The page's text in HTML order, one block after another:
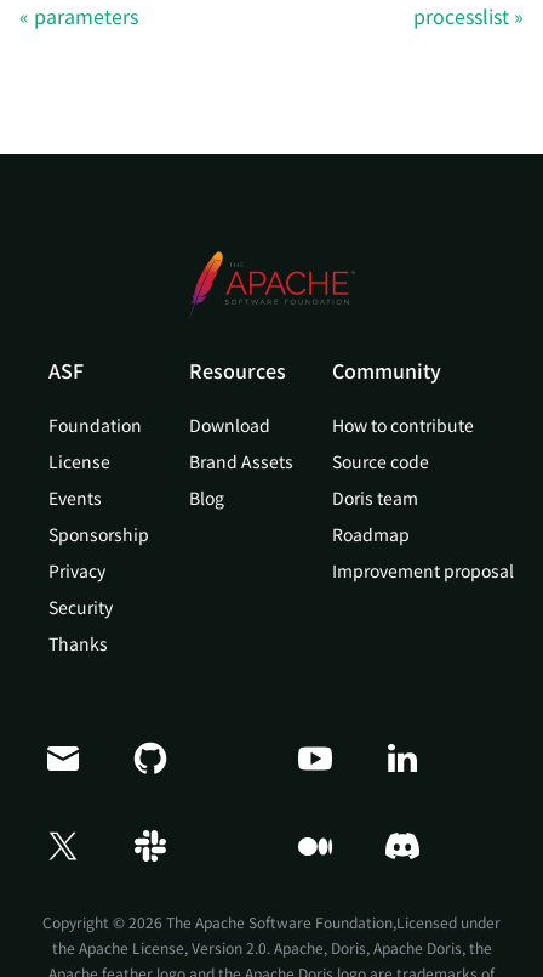
parameters processlist
ASF
Foundation
License
Events
Sponsorship
Privacy
Security
Thanks
Resources
Download
Brand Assets
Blog
Community
How to contribute
Source code
Doris team
Roadmap
Improvement proposal
Copyright © 2026 The Apache Software Foundation,Licensed under
the Apache License, Version 2.0. Apache, Doris, Apache Doris, the
Doris Summit 26